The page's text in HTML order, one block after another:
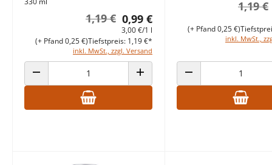
0,99 €
1,19 €
3,00 €/1 l
inkl. MwSt., zzgl. Versand
(+ Pfand 0,25 €)Tiefstpreis: 1,19 €*
ANZAHL VERRINGERN ANZAHL ERHÖHEN
1,19 €
inkl. MwSt.,
(+ Pfand 0,25 €)
ANZAHL VERRINGERN